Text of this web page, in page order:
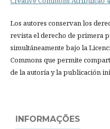
Los autores conservan los
revista el derecho de primera
simultáneamente bajo la
Commons que permite
de la autoría y la publicación
INFORMAÇÕES